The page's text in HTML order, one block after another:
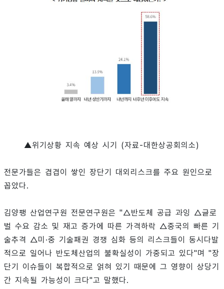
▲위기상황 지속 예상 시기 (자료-대한상공회의소)
전문가들은 겹겹이 쌓인 장단기 대외리스크를 주요 원인으로
꼽았다.
김양팽 산업연구원 전문연구원은 "△반도체 공급 과잉 △글로
벌 수요 감소 및 재고 증가에 따른 가격하락 △중국의 빠른 기
술추격 △미·중 기술패권 경쟁 심화 등의 리스크들이 동시다발
적으로 일어나 반도체산업의 불확실성이 가중되고 있다"며 "장
단기 이슈들이 복합적으로 얽혀 있기 때문에 그 영향이 상당기
간 지속될 가능성이 크다"고 말했다.